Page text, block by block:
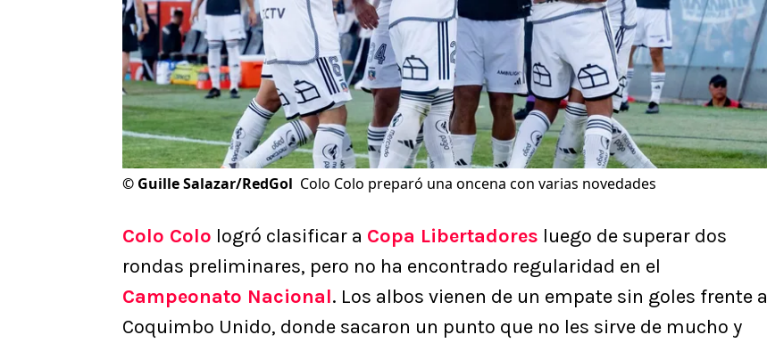
© Guille Salazar/RedGol Colo Colo preparó una oncena con varias novedades
Colo Colo logró clasificar a Copa Libertadores luego de superar dos
rondas preliminares, pero no ha encontrado regularidad en el
Campeonato Nacional. Los albos vienen de un empate sin goles frente a
Coquimbo Unido, donde sacaron un punto que no les sirve de mucho y